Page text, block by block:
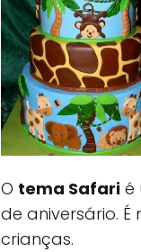
O tema Safari é
de aniversário.
crianças.